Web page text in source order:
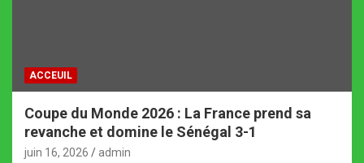
ACCEUIL
Coupe du Monde 2026 : La France prend sa
revanche et domine le Sénégal 3-1
juin 16, 2026 admin